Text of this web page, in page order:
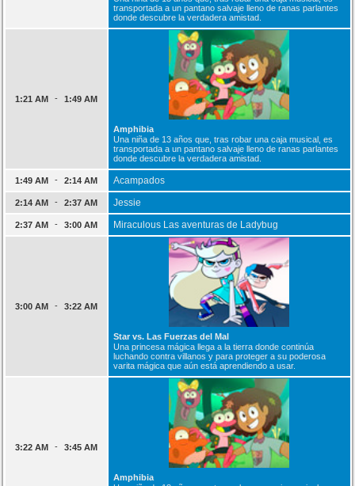
transportada a un pantano salvaje lleno de ranas parlantes
donde descubre la verdadera amistad.
1:21 AM - 1:49 AM
Amphibia
Una niña de 13 años que, tras robar una caja musical, es
transportada a un pantano salvaje lleno de ranas parlantes
donde descubre la verdadera amistad.
1:49 AM - 2:14 AM Acampados
2:14 AM - 2:37 AM Jessie
2:37 AM - 3:00 AM Miraculous Las aventuras de Ladybug
3:00 AM - 3:22 AM
Star vs. Las Fuerzas del Mal
Una princesa mágica llega a la tierra donde continúa
luchando contra villanos y para proteger a su poderosa
varita mágica que aún está aprendiendo a usar.
3:22 AM - 3:45 AM
Amphibia